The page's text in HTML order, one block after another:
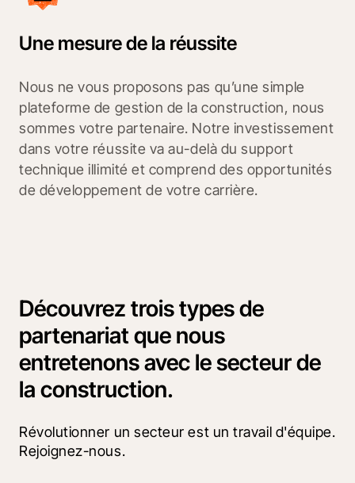
Une mesure de la réussite
Nous ne vous proposons pas qu’une simple
plateforme de gestion de la construction, nous
sommes votre partenaire. Notre investissement
dans votre réussite va au-delà du support
technique illimité et comprend des opportunités
de développement de votre carrière.
Découvrez trois types de
partenariat que nous
entretenons avec le secteur de
la construction.
Révolutionner un secteur est un travail d'équipe.
Rejoignez-nous.